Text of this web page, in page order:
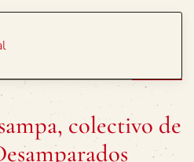
colectivo de